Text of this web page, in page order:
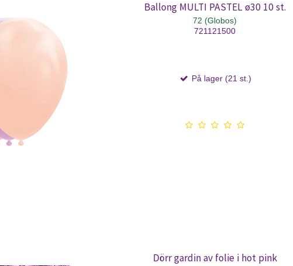
Ballong MULTI PASTEL ø30 10 st.
72 (Globos)
721121500
På lager (21 st.)
Dörr gardin av folie i hot pink